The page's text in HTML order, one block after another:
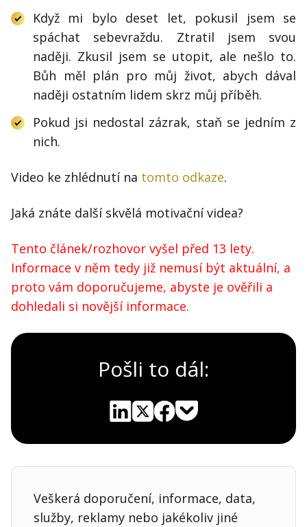
Když mi bylo deset let, pokusil jsem se
spáchat sebevraždu. Ztratil jsem svou
naději. Zkusil jsem se utopit, ale nešlo to.
Bůh měl plán pro můj život, abych dával
naději ostatním lidem skrz můj příběh.
Pokud jsi nedostal zázrak, staň se jedním z
nich.
Video ke zhlédnutí na tomto odkaze.
Jaká znáte další skvělá motivační videa?
Tento článek/rozhovor vyšel před 13 lety.
Informace v něm tedy již nemusí být aktuální, a
proto vám doporučujeme, abyste je ověřili a
dohledali si novější informace.
Pošli to dál:
Veškerá doporučení, informace, data,
služby, reklamy nebo jakékoliv jiné